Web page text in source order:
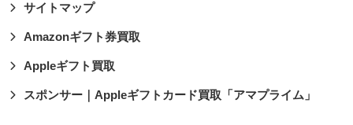
サイトマップ
Amazonギフト券買取
Appleギフト買取
スポンサー｜Appleギフトカード買取「アマプライム」